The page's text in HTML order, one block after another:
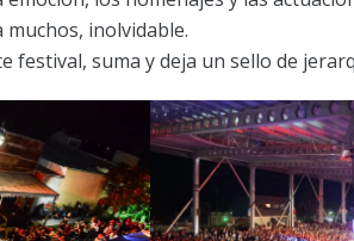
inolvidable.
festival, suma y deja un sello de